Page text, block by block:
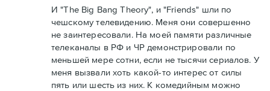
И "The Big Bang Theory", и "Friends" шли по
чешскому телевидению. Меня они совершенно
не заинтересовали. На моей памяти различные
телеканалы в РФ и ЧР демонстрировали по
меньшей мере сотни, если не тысячи сериалов. У
меня вызвали хоть какой-то интерес от силы
пять или шесть из них. К комедийным можно